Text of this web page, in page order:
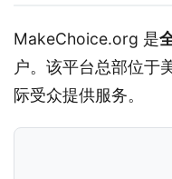
MakeChoice.org 是
户。该平台总部位于
际受众提供服务。